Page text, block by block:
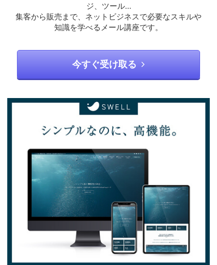
ジ、ツール…
集客から販売まで、ネットビジネスで必要なスキルや
知識を学べるメール講座です。
今すぐ受け取る